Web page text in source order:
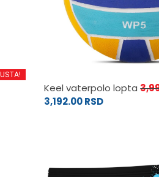
Keel vaterpolo lopta
3,192.00RSD